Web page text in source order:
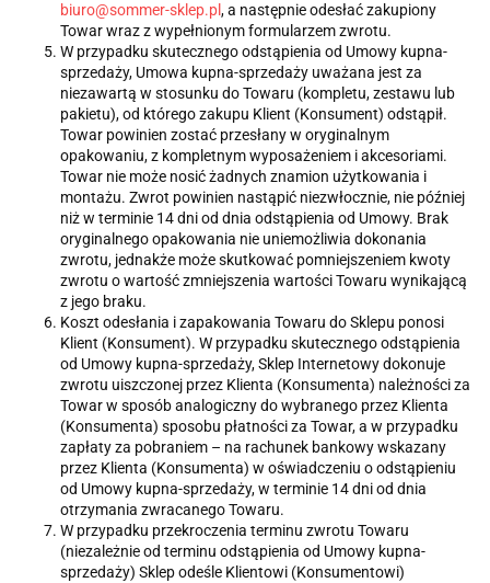
biuro@sommer-sklep.pl, a następnie odesłać zakupiony
Towar wraz z wypełnionym formularzem zwrotu.
W przypadku skutecznego odstąpienia od Umowy kupna-
sprzedaży, Umowa kupna-sprzedaży uważana jest za
niezawartą w stosunku do Towaru (kompletu, zestawu lub
pakietu), od którego zakupu Klient (Konsument) odstąpił.
Towar powinien zostać przesłany w oryginalnym
opakowaniu, z kompletnym wyposażeniem i akcesoriami.
Towar nie może nosić żadnych znamion użytkowania i
montażu. Zwrot powinien nastąpić niezwłocznie, nie później
niż w terminie 14 dni od dnia odstąpienia od Umowy. Brak
oryginalnego opakowania nie uniemożliwia dokonania
zwrotu, jednakże może skutkować pomniejszeniem kwoty
zwrotu o wartość zmniejszenia wartości Towaru wynikającą
z jego braku.
Koszt odesłania i zapakowania Towaru do Sklepu ponosi
Klient (Konsument). W przypadku skutecznego odstąpienia
od Umowy kupna-sprzedaży, Sklep Internetowy dokonuje
zwrotu uiszczonej przez Klienta (Konsumenta) należności za
Towar w sposób analogiczny do wybranego przez Klienta
(Konsumenta) sposobu płatności za Towar, a w przypadku
zapłaty za pobraniem – na rachunek bankowy wskazany
przez Klienta (Konsumenta) w oświadczeniu o odstąpieniu
od Umowy kupna-sprzedaży, w terminie 14 dni od dnia
otrzymania zwracanego Towaru.
W przypadku przekroczenia terminu zwrotu Towaru
(niezależnie od terminu odstąpienia od Umowy kupna-
sprzedaży) Sklep odeśle Klientowi (Konsumentowi)